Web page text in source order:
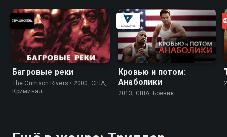
Багровые реки
The Crimson Rivers • 2000, США,
Криминал
Кровью и потом:
Анаболики
2013, США, Боевик